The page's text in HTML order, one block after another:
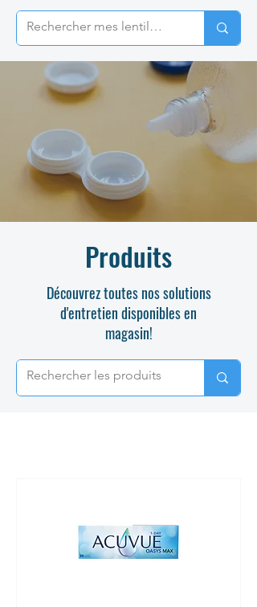
Produits
Découvrez toutes nos solutions
d'entretien disponibles en
magasin!